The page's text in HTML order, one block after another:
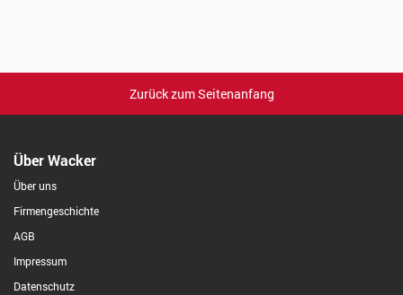
Zurück zum Seitenanfang
Über Wacker
Über uns
Firmengeschichte
AGB
Impressum
Datenschutz